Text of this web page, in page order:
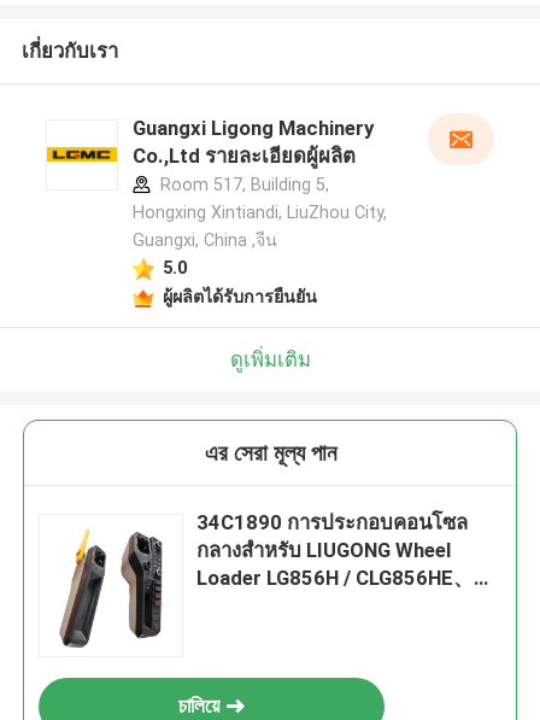
เกี่ยวกับเรา
Guangxi Ligong Machinery
Co.,Ltd รายละเอียดผู้ผลิต
Room 517, Building 5,
Hongxing Xintiandi, LiuZhou City,
Guangxi, China ,จีน
5.0
ผู้ผลิตได้รับการยืนยัน
ดูเพิ่มเติม
এর সেরা মূল্য পান
34C1890 การประกอบคอนโซล
กลางสําหรับ LIUGONG Wheel
Loader LG856H / CLG856HE、
চালিয়ে